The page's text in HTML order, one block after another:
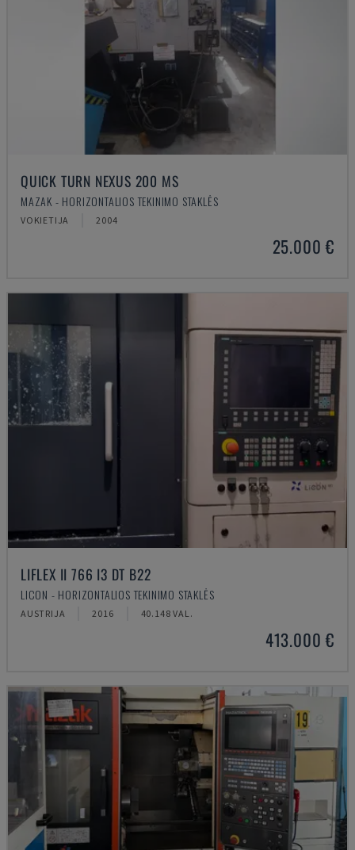
QUICK TURN NEXUS 200 MS
MAZAK - HORIZONTALIOS TEKINIMO STAKLĖS
VOKIETIJA 2004
25.000 €
LIFLEX II 766 I3 DT B22
LICON - HORIZONTALIOS TEKINIMO STAKLĖS
AUSTRIJA 2016 40.148 VAL.
413.000 €